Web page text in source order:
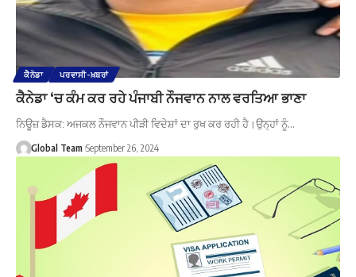
ਕੈਨੇਡਾ ਪਰਵਾਸੀ-ਖ਼ਬਰਾਂ
ਕੈਨੇਡਾ ‘ਚ ਕੰਮ ਕਰ ਰਹੇ ਪੰਜਾਬੀ ਨੌਜਵਾਨ ਨਾਲ ਵਰਤਿਆ ਭਾਣਾ
ਨਿਊਜ਼ ਡੈਸਕ: ਅਜਕਲ ਨੌਜਵਾਨ ਪੀੜੀ ਵਿਦੇਸ਼ਾਂ ਦਾ ਰੁਖ ਕਰ ਰਹੀ ਹੈ।ਉਨ੍ਹਾਂ ਨੂੰ…
Global Team September 26, 2024